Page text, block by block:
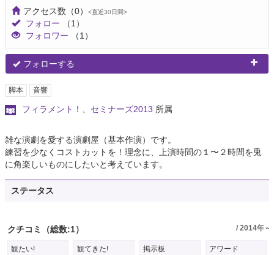
アクセス数 （0） <直近30日間>
フォロー
（1）
フォロワー
（1）
フォローする
脚本 音響
フィラメント！ セミナーズ2013 所属
雑な演劇を愛する演劇屋（基本作演）です。
練習を少なくコストカットを！理念に、上演時間の１〜２時間を兎
に角楽しいものにしたいと考えています。
ステータス
クチコミ （総数:1） / 2014年～
観たい! 観てきた! 掲示板 アワード